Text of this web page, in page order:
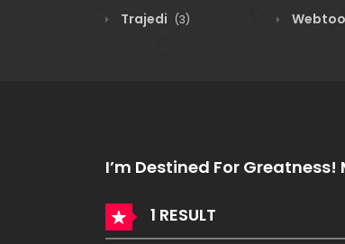
Trajedi (3)
I’m Destined For Greatness!
1 RESULT